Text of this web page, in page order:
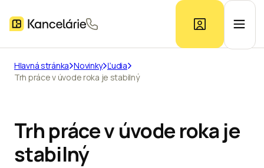
Prieskum trhu
Hlavná stránka Novinky Ľudia
Trh práce v úvode roka je stabilný
Trh práce v úvode roka je
stabilný